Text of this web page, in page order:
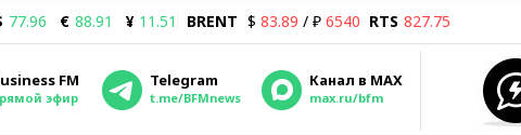
77.96 € 88.91 ¥ 11.51 BRENT $ 83.89 / ₽ 6540 RTS 827.75
FM
эфир
Telegram
t.me/BFMnews
Канал в MAX
max.ru/bfm